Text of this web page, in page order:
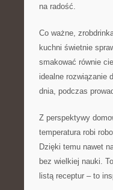
na radość.
Co ważne,
kuchni świetnie
smakować równie
idealne rozwiązanie
dnia, podczas
Z perspektywy
temperatura robi
Dzięki temu nawet
bez wielkiej nauki.
listą receptur – to